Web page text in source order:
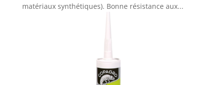
matériaux synthétiques). Bonne résistance aux...